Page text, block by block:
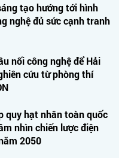
tạo hướng tới hình
nghệ đủ sức cạnh tranh
nối công nghệ để Hải
cứu từ phòng thí
quy hạt nhân toàn quốc
nhìn chiến lược điện
2050